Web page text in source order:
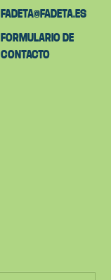
FADETA@FADETA.ES
FORMULARIO DE
CONTACTO